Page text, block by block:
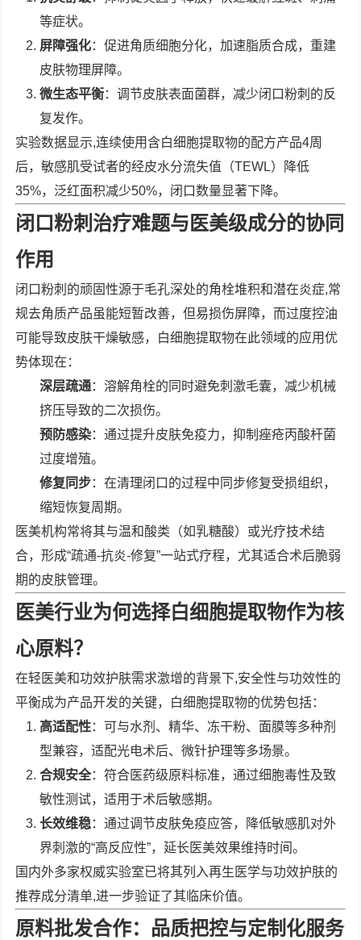
等症状。
屏障强化：促进角质细胞分化，加速脂质合成，重建
皮肤物理屏障。
微生态平衡：调节皮肤表面菌群，减少闭口粉刺的反
复发作。
实验数据显示,连续使用含白细胞提取物的配方产品4周
后，敏感肌受试者的经皮水分流失值（TEWL）降低
35%，泛红面积减少50%，闭口数量显著下降。
闭口粉刺治疗难题与医美级成分的协同
作用
闭口粉刺的顽固性源于毛孔深处的角栓堆积和潜在炎症,常
规去角质产品虽能短暂改善，但易损伤屏障，而过度控油
可能导致皮肤干燥敏感，白细胞提取物在此领域的应用优
势体现在：
深层疏通：溶解角栓的同时避免刺激毛囊，减少机械
挤压导致的二次损伤。
预防感染：通过提升皮肤免疫力，抑制痤疮丙酸杆菌
过度增殖。
修复同步：在清理闭口的过程中同步修复受损组织，
缩短恢复周期。
医美机构常将其与温和酸类（如乳糖酸）或光疗技术结
合，形成“疏通-抗炎-修复”一站式疗程，尤其适合术后脆弱
期的皮肤管理。
医美行业为何选择白细胞提取物作为核
心原料？
在轻医美和功效护肤需求激增的背景下,安全性与功效性的
平衡成为产品开发的关键，白细胞提取物的优势包括：
高适配性：可与水剂、精华、冻干粉、面膜等多种剂
型兼容，适配光电术后、微针护理等多场景。
合规安全：符合医药级原料标准，通过细胞毒性及致
敏性测试，适用于术后敏感期。
长效维稳：通过调节皮肤免疫应答，降低敏感肌对外
界刺激的“高反应性”，延长医美效果维持时间。
国内外多家权威实验室已将其列入再生医学与功效护肤的
推荐成分清单,进一步验证了其临床价值。
原料批发合作：品质把控与定制化服务